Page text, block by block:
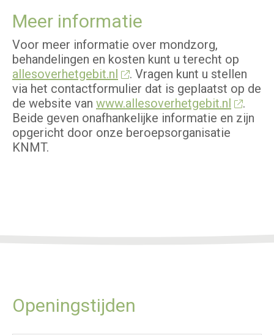
Meer informatie
Voor meer informatie over mondzorg,
behandelingen en kosten kunt u terecht op
allesoverhetgebit.nl
. Vragen kunt u stellen
via het contactformulier dat is geplaatst op de
de website van www.allesoverhetgebit.nl
.
Beide geven onafhankelijke informatie en zijn
opgericht door onze beroepsorganisatie
KNMT.
Openingstijden